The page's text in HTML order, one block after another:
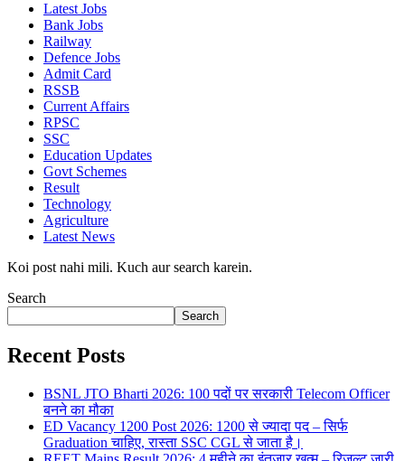
Latest Jobs
Bank Jobs
Railway
Defence Jobs
Admit Card
RSSB
Current Affairs
RPSC
SSC
Education Updates
Govt Schemes
Result
Technology
Agriculture
Latest News
Koi post nahi mili. Kuch aur search karein.
Search
Search
Recent Posts
BSNL JTO Bharti 2026: 100 पदों पर सरकारी Telecom Officer
बनने का मौका
ED Vacancy 1200 Post 2026: 1200 से ज्यादा पद – सिर्फ
Graduation चाहिए, रास्ता SSC CGL से जाता है।